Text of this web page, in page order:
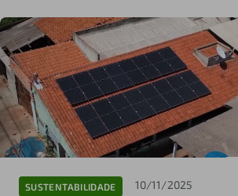
SUSTENTABILIDADE 10/11/2025